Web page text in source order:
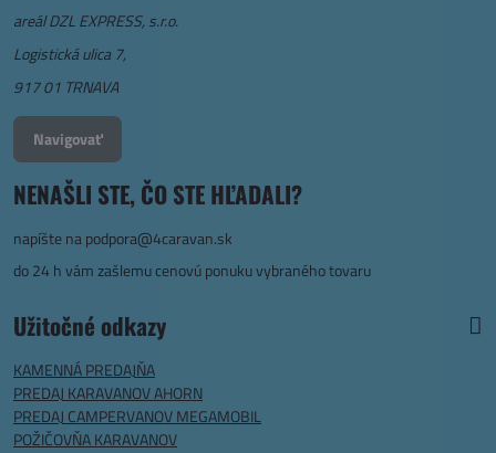
areál DZL EXPRESS, s.r.o.
Logistická ulica 7,
917 01 TRNAVA
Navigovať
NENAŠLI STE, ČO STE HĽADALI?
napíšte napodpora@4caravan.sk
do 24 h vám zašlemu cenovú ponuku vybraného tovaru
Užitočné odkazy
KAMENNÁ PREDAJŇA
PREDAJ KARAVANOV AHORN
PREDAJ CAMPERVANOV MEGAMOBIL
POŽIČOVŇA KARAVANOV